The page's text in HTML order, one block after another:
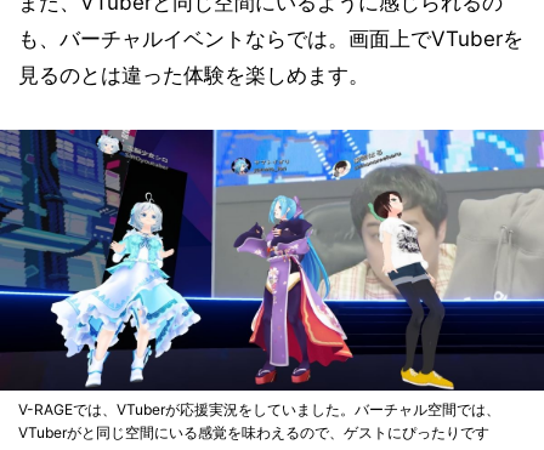
も、バーチャルイベントならでは。画面上でVTuberを
見るのとは違った体験を楽しめます。
V-RAGEでは、VTuberが応援実況をしていました。バーチャル空間では、
VTuberがと同じ空間にいる感覚を味わえるので、ゲストにぴったりです